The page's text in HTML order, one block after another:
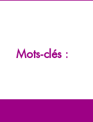
Mots-clés :